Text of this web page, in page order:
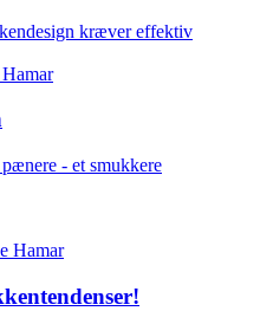
kræver effektiv
- et smukkere
Hamar